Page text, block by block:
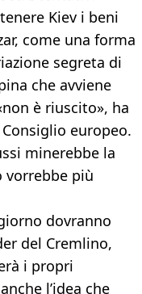
Kiev i beni
come una forma
segreta di
che avviene
è riuscito», ha
europeo.
minerebbe la
vorrebbe più
dovranno
del Cremlino,
i propri
l’idea che